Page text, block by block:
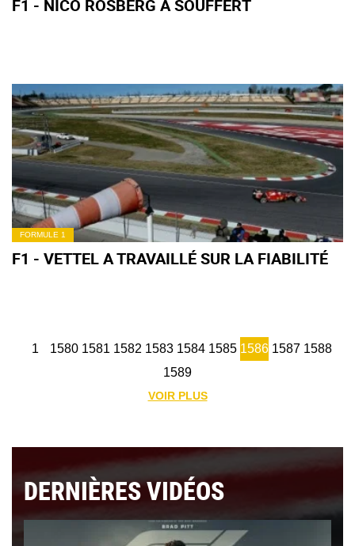
F1 - NICO ROSBERG A SOUFFERT
FORMULE 1
F1 - VETTEL A TRAVAILLÉ SUR LA FIABILITÉ
1 1580 1581 1582 1583 1584 1585 1586 1587 1588
1589
VOIR PLUS
DERNIÈRES VIDÉOS